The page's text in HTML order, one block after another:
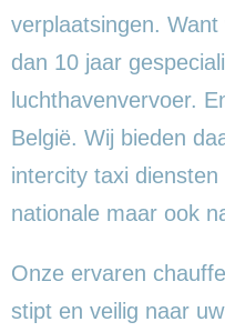
verplaatsingen.
dan 10 jaar
luchthavenvervoer.
België. Wij bieden
intercity taxi
nationale maar ook
Onze ervaren
stipt en veilig naar